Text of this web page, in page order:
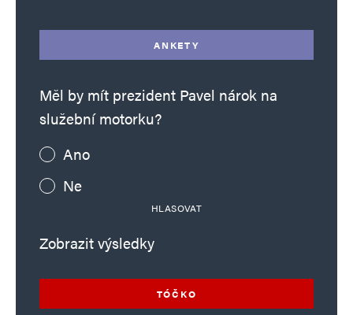
ANKETY
Měl by mít prezident Pavel nárok na
služební motorku?
Ano
Ne
HLASOVAT
Zobrazit výsledky
TÓČKO